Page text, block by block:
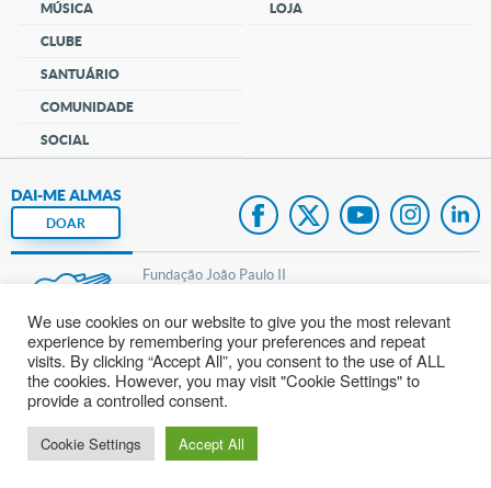
MÚSICA
CLUBE
SANTUÁRIO
COMUNIDADE
SOCIAL
LOJA
DAI-ME ALMAS
DOAR
Fundação João Paulo II
Pedido de Oração
Mapa do site
Internacional
cancaonova.com© 2002 – 2026Todos os direitos reservados.
We use cookies on our website to give you the most relevant
experience by remembering your preferences and repeat
visits. By clicking “Accept All”, you consent to the use of ALL
the cookies. However, you may visit "Cookie Settings" to
provide a controlled consent.
Cookie Settings Accept All